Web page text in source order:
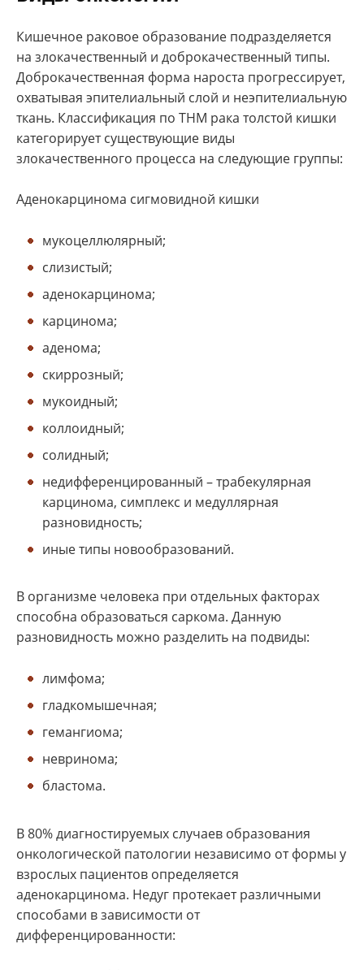
Кишечное раковое образование подразделяется
на злокачественный и доброкачественный типы.
Доброкачественная форма нароста прогрессирует,
охватывая эпителиальный слой и неэпителиальную
ткань. Классификация по ТНМ рака толстой кишки
категорирует существующие виды
злокачественного процесса на следующие группы:
Аденокарцинома сигмовидной кишки
мукоцеллюлярный;
слизистый;
аденокарцинома;
карцинома;
аденома;
скиррозный;
мукоидный;
коллоидный;
солидный;
недифференцированный – трабекулярная
карцинома, симплекс и медуллярная
разновидность;
иные типы новообразований.
В организме человека при отдельных факторах
способна образоваться саркома. Данную
разновидность можно разделить на подвиды:
лимфома;
гладкомышечная;
гемангиома;
невринома;
бластома.
В 80% диагностируемых случаев образования
онкологической патологии независимо от формы у
взрослых пациентов определяется
аденокарцинома. Недуг протекает различными
способами в зависимости от
дифференцированности: